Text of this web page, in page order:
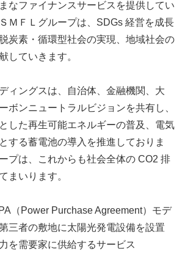
なファイナンスサービスを提供してい
ＭＦＬグループは、SDGs 経営を成⾧
炭素・循環型社会の実現、地域社会の
していきます。
ィングスは、自治体、金融機関、大
ボンニュートラルビジョンを共有し、
した再生可能エネルギーの普及、電気
する蓄電池の導入を推進しておりま
プは、これからも社会全体の CO2 排
まいります。
（Power Purchase Agreement）モデ
三者の敷地に太陽光発電設備を設置
を需要家に供給するサービス